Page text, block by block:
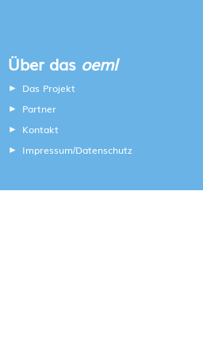
Über das oeml
Das Projekt
Partner
Kontakt
Impressum/Datenschutz